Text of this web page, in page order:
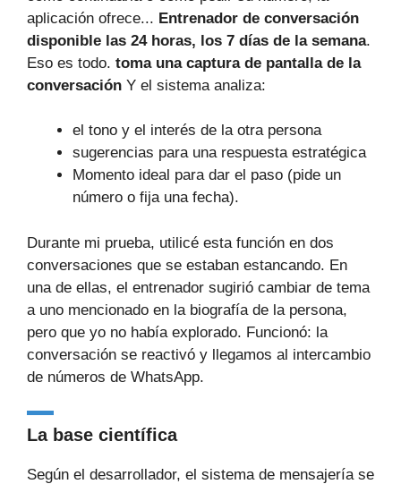
aplicación ofrece... Entrenador de conversación
disponible las 24 horas, los 7 días de la semana.
Eso es todo. toma una captura de pantalla de la
conversación Y el sistema analiza:
el tono y el interés de la otra persona
sugerencias para una respuesta estratégica
Momento ideal para dar el paso (pide un
número o fija una fecha).
Durante mi prueba, utilicé esta función en dos
conversaciones que se estaban estancando. En
una de ellas, el entrenador sugirió cambiar de tema
a uno mencionado en la biografía de la persona,
pero que yo no había explorado. Funcionó: la
conversación se reactivó y llegamos al intercambio
de números de WhatsApp.
La base científica
Según el desarrollador, el sistema de mensajería se